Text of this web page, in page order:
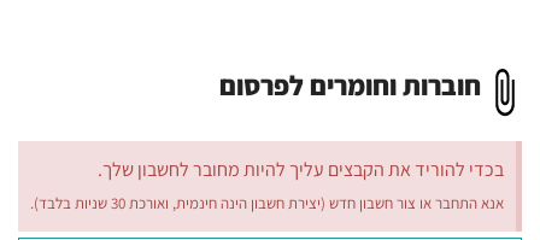
חוברות וחומרים לפרסום
בכדי להוריד את הקבצים עליך להיות מחובר לחשבון שלך.
אנא התחבר או צור חשבון חדש (יצירת חשבון הינה חינמית, ואורכת 30 שניות בלבד).